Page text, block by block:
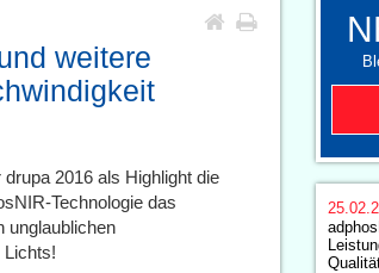
weitere
2016 als Highlight die
Technologie das
unglaublichen